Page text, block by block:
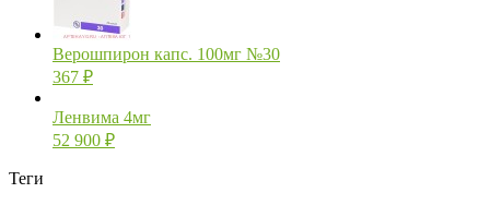
Верошпирон капс. 100мг №30
367 ₽
Ленвима 4мг
52 900 ₽
Теги